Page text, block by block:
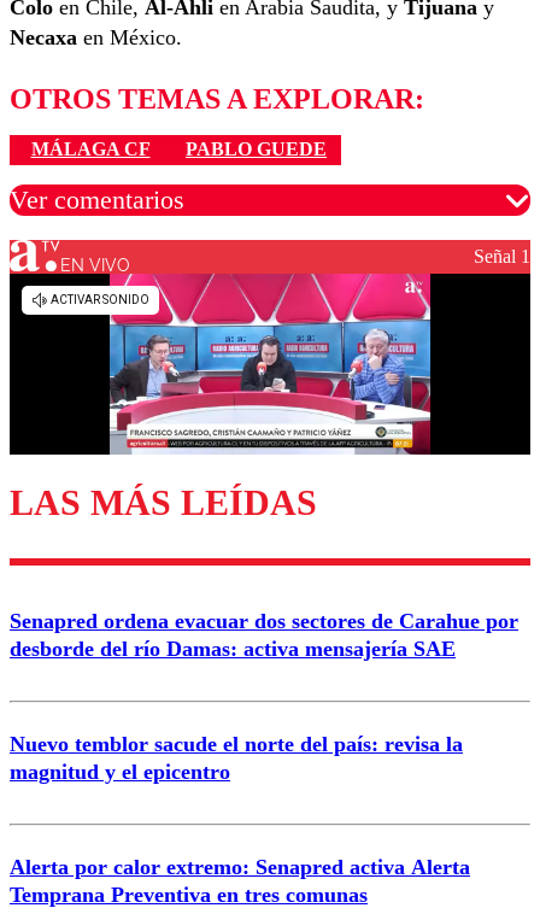
Colo en Chile, Al-Ahli en Arabia Saudita, y Tijuana y
Necaxa en México.
OTROS TEMAS A EXPLORAR:
MÁLAGA CF PABLO GUEDE
Ver comentarios
Los comentarios son moderados para garantizar un
diálogo respetuoso.
Enviar comentario
EN VIVO Señal 1
LAS MÁS LEÍDAS
Senapred ordena evacuar dos sectores de Carahue por
desborde del río Damas: activa mensajería SAE
Nuevo temblor sacude el norte del país: revisa la
magnitud y el epicentro
Alerta por calor extremo: Senapred activa Alerta
Temprana Preventiva en tres comunas